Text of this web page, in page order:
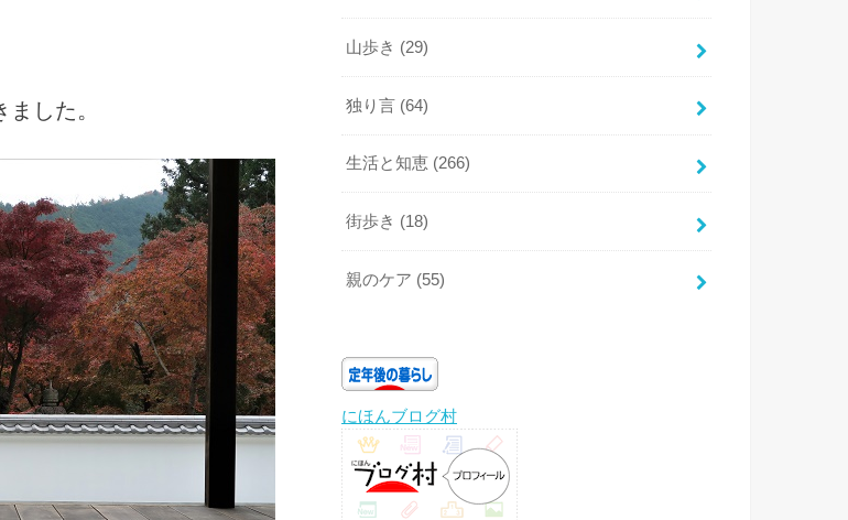
した。
山歩き (29)
独り言 (64)
生活と知恵 (266)
街歩き (18)
親のケア (55)
にほんブログ村